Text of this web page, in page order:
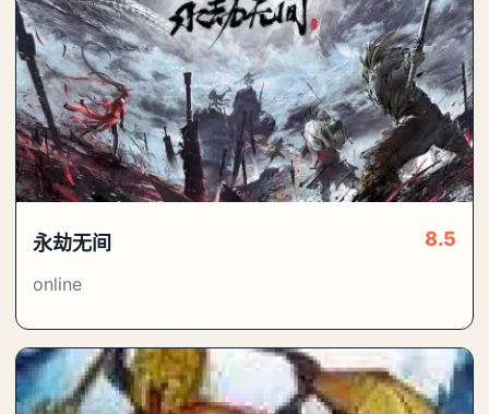
永劫无间 8.5
online